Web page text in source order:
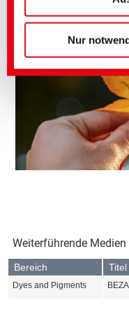
Nur
Weiterführende Medien
Bereich
Dyes and Pigments